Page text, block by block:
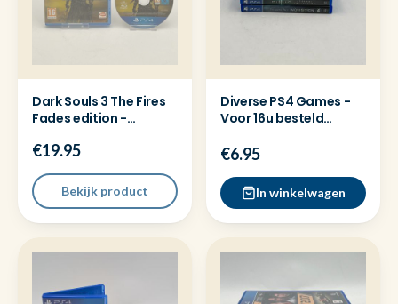
Dark Souls 3 The Fires
Fades edition -
€19.95
Bekijk product
Diverse PS4 Games -
Voor 16u besteld
verzonden
€6.95
In winkelwagen